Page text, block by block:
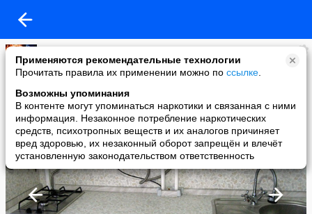
Применяются рекомендательные технологии
Прочитать правила их применении можно по ссылке
Возможны упоминания
В контенте могут упоминаться наркотики и связанная с ними
информация. Незаконное потребление наркотических
средств, психотропных веществ и их аналогов причиняет
вред здоровью, их незаконный оборот запрещён и влечёт
установленную законодательством ответственность
-+-
added a photo
01 Feb в 08:22